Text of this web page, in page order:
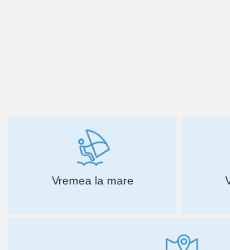
Vremea la mare